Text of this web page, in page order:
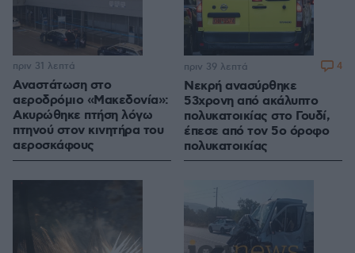
Αναστάτωση στο
αεροδρόμιο «Μακεδονία»:
Ακυρώθηκε πτήση λόγω
πτηνού στον κινητήρα του
αεροσκάφους
πριν 31 λεπτά
Νεκρή ανασύρθηκε
53χρονη από ακάλυπτο
πολυκατοικίας στο Γουδί,
έπεσε από τον 5ο όροφο
πολυκατοικίας
πριν 39 λεπτά 4